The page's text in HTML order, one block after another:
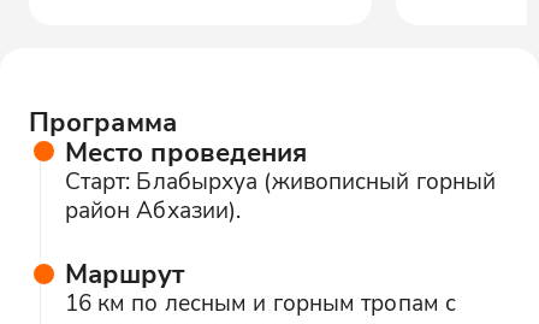
Программа
Место проведения
Старт: Блабырхуа (живописный горный
район Абхазии).
Маршрут
16 км по лесным и горным тропам с